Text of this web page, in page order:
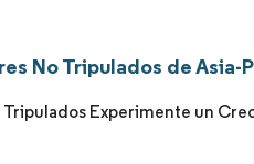
No Tripulados de Asia-
Experimente un